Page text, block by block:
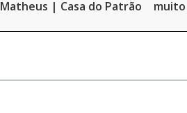
Matheus | Casa do Patrão
muito